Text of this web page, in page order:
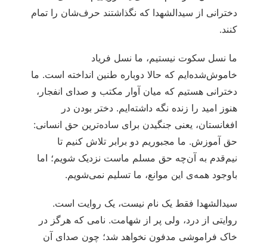
دخترانی از سیدالشهدا که نگذاشتند حرف‌شان را تمام
کنند.
ما نسل سکوت نیستیم، ما نسل فریاد
خاموش‌شده‌ایم که حالا دوباره طنین انداخته است. ما
دخترانی هستیم که میان آوار مکتب و صدای انفجار،
هنوز امید را زنده نگه داشته‌ایم. دختر بودن در
افغانستان، یعنی جنگیدن برای ساده‌ترین حق انسانی:
حق آموزش. ما مجبوریم دو برابر تلاش کنیم تا
نیم‌قدم به آن‌چه حق مسلم ماست نزدیک شویم؛ اما
باوجود همه‌ی این موانع، ما تسلیم نمی‌شویم.
سیدالشهدا فقط یک نام نیست، یک روایت است.
روایتی از درد، ولی پر از شهامت. نامی که هرگز در
خاک فراموشی مدفون نخواهد شد؛ چون صدای آن